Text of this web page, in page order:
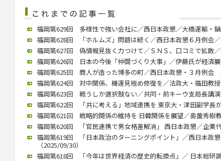
福岡第629回 多様性で強い会社に／西日本政懇／大橋運輸・
福岡第628回 「ホルムズ」問題は続く／西日本政懇６月例会
福岡第627回 偽情報見抜く力つけて／ＳＮＳ、口コミで拡散
福岡第626回 日本の今後「仲間づくり大事」／伊藤氏が経済
福岡第625回 商人が造った博多の町／西日本政懇・３月例会
福岡第624回 対中関係、機運見極め修復を／法政大・福田教
福岡第623回 戦うしか選択肢ない／共同・前キーウ支局長講
福岡第622回 「共に考える」地域連携を 東京大・津田副学長
福岡第621回 戦略的関係の維持を 日韓関係を展望／奥薗秀樹
福岡第620回 「官民連携で男女格差解消」 西日本政懇／企業
福岡第619回 「日本政治のターニングポイント」／西日本政
（2025/09/30）
福岡第618回 「今年は世界経済の歴史的転換点」／ 日本総